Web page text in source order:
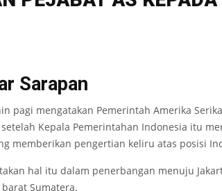
Sarapan
pagi mengatakan Pemerintah Amerika
Kepala Pemerintahan Indonesia itu
memberikan pengertian keliru atas posisi
hal itu dalam penerbangan menuju
Sumatera.